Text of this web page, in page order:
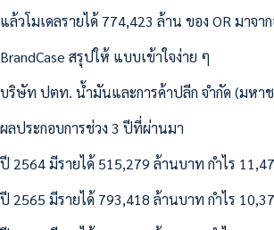
แล้วโมเดลรายได้ 774,423 ล้าน ของ OR มาจาก
BrandCase สรุปให้ แบบเข้าใจง่าย ๆ
บริษัท ปตท. น้ำมันและการค้าปลีก จำกัด (มหา
ผลประกอบการช่วง 3 ปีที่ผ่านมา
ปี 2564 มีรายได้ 515,279 ล้านบาท กำไร
ปี 2565 มีรายได้ 793,418 ล้านบาท กำไร